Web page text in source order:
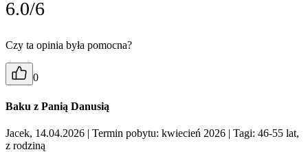
6.0/6
Czy ta opinia była pomocna?
0
Baku z Panią Danusią
Jacek, 14.04.2026 | Termin pobytu: kwiecień 2026 | Tagi: 46-55 lat,
z rodziną